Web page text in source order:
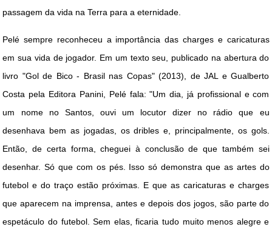
passagem da vida na Terra para a eternidade.
Pelé sempre reconheceu a importância das charges e caricaturas
em sua vida de jogador. Em um texto seu, publicado na abertura do
livro "Gol de Bico - Brasil nas Copas" (2013), de JAL e Gualberto
Costa pela Editora Panini, Pelé fala: "Um dia, já profissional e com
um nome no Santos, ouvi um locutor dizer no rádio que eu
desenhava bem as jogadas, os dribles e, principalmente, os gols.
Então, de certa forma, cheguei à conclusão de que também sei
desenhar. Só que com os pés. Isso só demonstra que as artes do
futebol e do traço estão próximas. E que as caricaturas e charges
que aparecem na imprensa, antes e depois dos jogos, são parte do
espetáculo do futebol. Sem elas, ficaria tudo muito menos alegre e